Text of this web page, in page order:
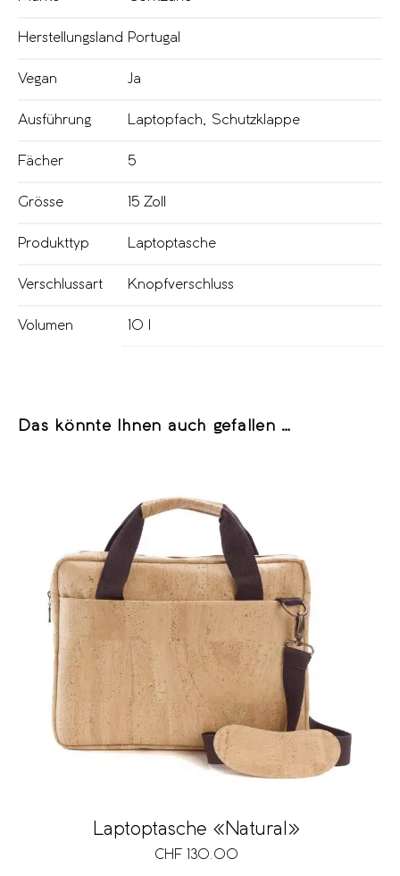
Herstellungsland Portugal
Vegan Ja
Ausführung Laptopfach, Schutzklappe
Fächer 5
Grösse 15 Zoll
Produkttyp Laptoptasche
Verschlussart Knopfverschluss
Volumen 10 l
Das könnte Ihnen auch gefallen …
Laptoptasche «Natural»
CHF 130.00